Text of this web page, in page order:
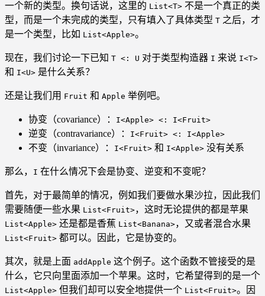
一个新的类型。换句话说，这里的 List<T> 不是一个真正的类
型，而是一个未完成的类型，只有填入了具体类型 T 之后，才
是一个类型，比如 List<Apple>。
现在，我们讨论一下已知 T <: U 对于类型构造器 I 来说 I<T>
和 I<U> 是什么关系？
还是让我们用 Fruit 和 Apple 举例吧。
协变（covariance）： I<Apple> <: I<Fruit>
逆变（contravariance）： I<Fruit> <: I<Apple>
不变（invariance）： I<Fruit> 和 I<Apple> 没有关系
那么， I 在什么情况下会是协变、逆变和不变呢？
首先，对于最简单的情况，例如我们要做水果沙拉，因此我们
需要随便一些水果 List<Fruit>，这时无论提供的都是苹果
List<Apple> 还是都是香蕉 List<Banana>，又或者混合水果
List<Fruit> 都可以。因此，它是协变的。
其次，就是上面 addApple 这个例子。这个函数不管接受的是
什么，它只向里面添加一个苹果。这时，它希望得到的是一个
List<Apple> 但我们却可以安全地提供一个 List<Fruit>。因